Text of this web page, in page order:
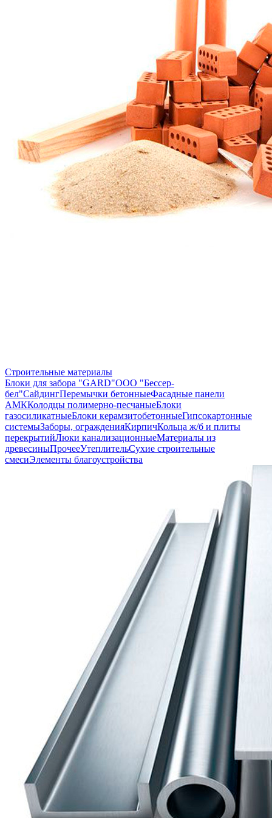
Строительные материалы
Блоки для забора "GARD"ООО "Бессер-
бел"СайдингПеремычки бетонныеФасадные панели
АМККолодцы полимерно-песчаныеБлоки
газосиликатныеБлоки керамзитобетонныеГипсокартонные
системыЗаборы, огражденияКирпичКольца ж/б и плиты
перекрытийЛюки канализационныеМатериалы из
древесиныПрочееУтеплительСухие строительные
смесиЭлементы благоустройства